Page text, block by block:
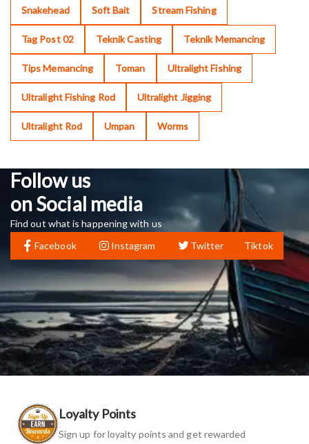
Snakehead Soft Bait Stream Fishing
Tag Post 02 Teknik Casting Teknik Memancing
Tips Memancing Toman Ultralight Fishing
Ultralight Fishing Rod Ultralight Jigging
Ultralight Rod Umpan Worms
Follow us
on Social media
Find out what is happening with us
Facebook
Instagram Twitter Tiktok
Loyalty Points
Sign up for loyalty points and get rewarded